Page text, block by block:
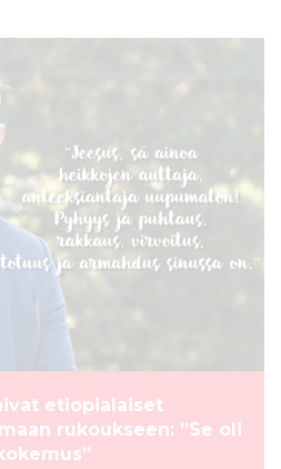
etiopialaiset
rukoukseen: ”Se oli